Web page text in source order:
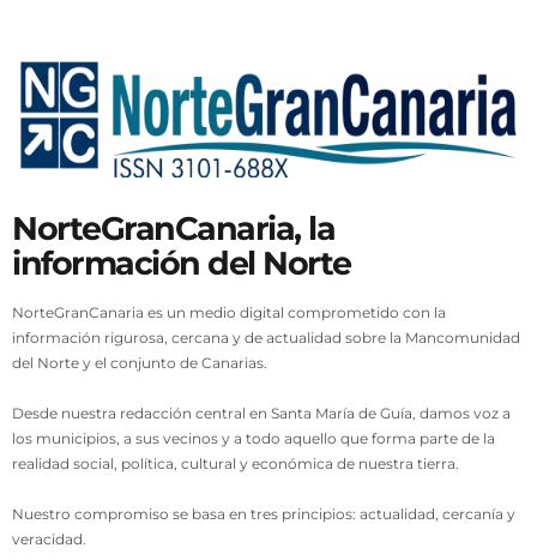
NorteGranCanaria, la
información del Norte
NorteGranCanaria es un medio digital comprometido con la
información rigurosa, cercana y de actualidad sobre la Mancomunidad
del Norte y el conjunto de Canarias.
Desde nuestra redacción central en Santa María de Guía, damos voz a
los municipios, a sus vecinos y a todo aquello que forma parte de la
realidad social, política, cultural y económica de nuestra tierra.
Nuestro compromiso se basa en tres principios: actualidad, cercanía y
veracidad.